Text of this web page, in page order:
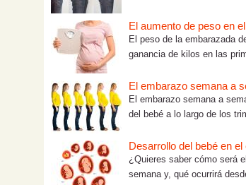
El aumento de peso en
El peso de la embarazada
ganancia de kilos en las
El embarazo semana a
El embarazo semana a
del bebé a lo largo de los
Desarrollo del bebé en
¿Quieres saber cómo será
semana y, qué ocurrirá